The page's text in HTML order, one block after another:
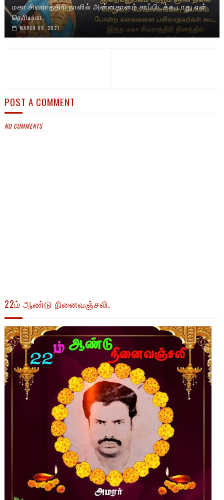
மகா சிவராத்திரி நாளில் அன்னதானம் சாப்பிடக்கூடாது ஏன்
தெரியுமா.
MARCH 08, 2021
POST A COMMENT
NO COMMENTS
22ம் ஆண்டு நினைவஞ்சலி.